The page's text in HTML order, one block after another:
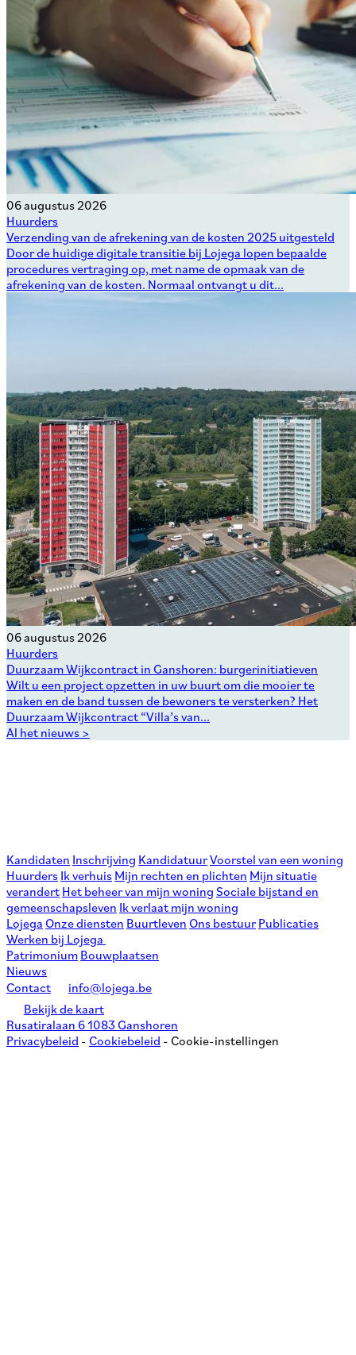
06 augustus 2026
Huurders
Verzending van de afrekening van de kosten 2025 uitgesteld
Door de huidige digitale transitie bij Lojega lopen bepaalde
procedures vertraging op, met name de opmaak van de
afrekening van de kosten. Normaal ontvangt u dit...
06 augustus 2026
Huurders
Duurzaam Wijkcontract in Ganshoren: burgerinitiatieven
Wilt u een project opzetten in uw buurt om die mooier te
maken en de band tussen de bewoners te versterken? Het
Duurzaam Wijkcontract “Villa’s van...
Al het nieuws >
Kandidaten Inschrijving KandidatuurVoorstel van een woning
Huurders Ik verhuis Mijn rechten en plichten Mijn situatie
verandert Het beheer van mijn woning Sociale bijstand en
gemeenschapsleven Ik verlaat mijn woning
Lojega Onze diensten Buurtleven Ons bestuur Publicaties
Werken bij Lojega
Patrimonium Bouwplaatsen
Nieuws
Contact
info@lojega.be
Bekijk de kaart
Rusatiralaan 6 1083 Ganshoren
Privacybeleid - Cookiebeleid - Cookie-instellingen